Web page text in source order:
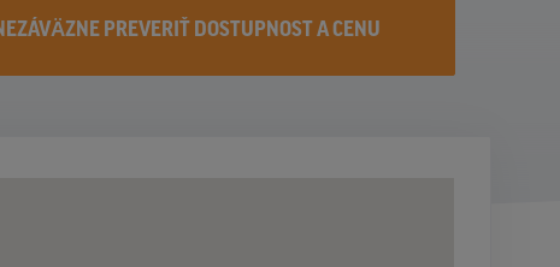
PREVERIŤ DOSTUPNOST A CENU